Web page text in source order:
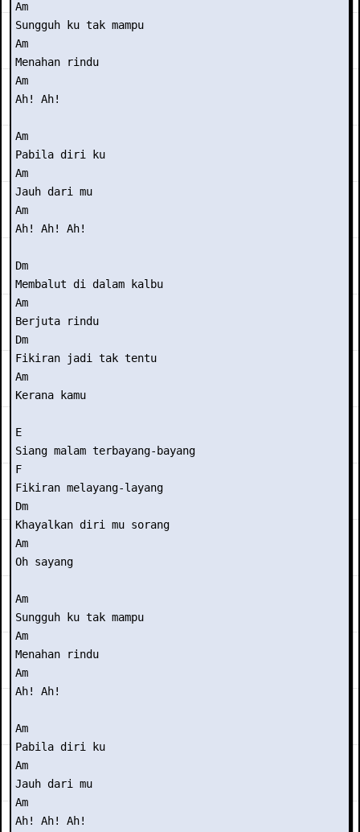
Am
Sungguh ku tak mampu
Am
Menahan rindu
Am
Ah! Ah!
Am
Pabila diri ku
Am
Jauh dari mu
Am
Ah! Ah! Ah!
Dm
Membalut di dalam kalbu
Am
Berjuta rindu
Dm
Fikiran jadi tak tentu
Am
Kerana kamu
E
Siang malam terbayang-bayang
F
Fikiran melayang-layang
Dm
Khayalkan diri mu sorang
Am
Oh sayang
Am
Sungguh ku tak mampu
Am
Menahan rindu
Am
Ah! Ah!
Am
Pabila diri ku
Am
Jauh dari mu
Am
Ah! Ah! Ah!